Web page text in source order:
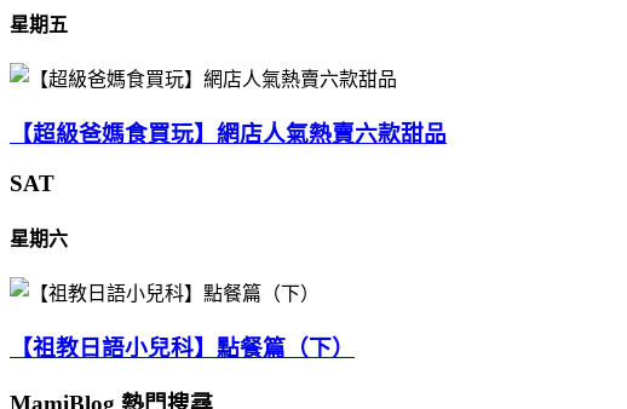
星期五
【超級爸媽食買玩】網店人氣熱賣六款甜品
SAT
星期六
【祖教日語小兒科】點餐篇（下）
MamiBlog 熱門搜尋